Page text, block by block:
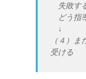
失敗する
どう指
↓
（４）
受ける